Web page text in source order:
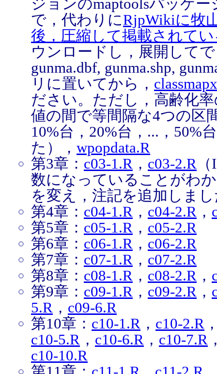
ジョンのmaptoolsパッケ
で，代わりにRjpWikiに牧
後，圧縮して掲載されてい
ウンロードし，展開して
gunma.dbf, gunma.shp,
リに置いてから，
ださい。ただし，高齢化
値の間で等間隔な4つの区
10%台，20%台，...，50%
た）， wpopdata.R
第3章： c03-1.R ， c03-2.R
数になっていることがわ
を変え，注記を追加しま
第4章： c04-1.R ， c04-2.R ，
第5章： c05-1.R ， c05-2.R
第6章： c06-1.R ， c06-2.R
第7章： c07-1.R ， c07-2.R
第8章： c08-1.R ， c08-2.R ，
第9章： c09-1.R ， c09-2.R ，
5.R ， c09-6.R
第10章： c10-1.R ， c10-2.R
c10-5.R ， c10-6.R ， c10-7.R
c10-10.R